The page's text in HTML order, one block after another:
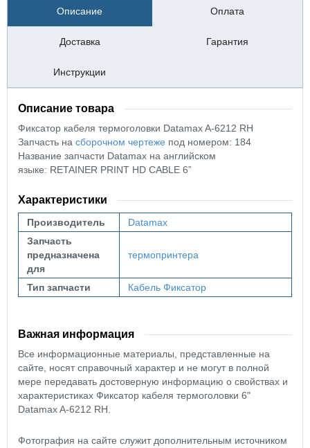
Описание Оплата
Доставка Гарантия
Инструкции
Описание товара
Фиксатор кабеля термоголовки Datamax A-6212 RH
Запчасть на сборочном чертеже под номером: 184
Название запчасти Datamax на английском
языке: RETAINER PRINT HD CABLE 6”
Характеристики
Производитель
Datamax
Запчасть
предназначена
для
термопринтера
Тип запчасти Кабель Фиксатор
Важная информация
Все информационные материалы, представленные на
сайте, носят справочный характер и не могут в полной
мере передавать достоверную информацию о свойствах и
характеристиках Фиксатор кабеля термоголовки 6"
Datamax A-6212 RH.
Фотография на сайте служит дополнительным источником